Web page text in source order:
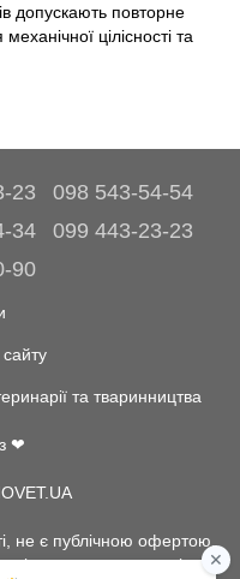
допускають повторне
цілісності та
23
098 543-54-54
34
099 443-23-23
90
та тваринництва
❤
не є публічною офертою.
можливо тільки